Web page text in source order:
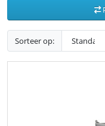
Sorteer op: